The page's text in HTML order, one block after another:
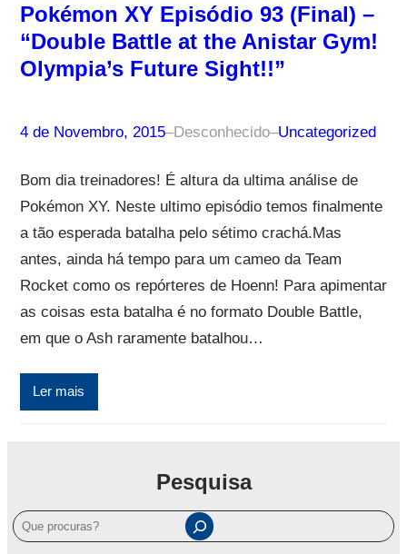
Pokémon XY Episódio 93 (Final) –
“Double Battle at the Anistar Gym!
Olympia’s Future Sight!!”
4 de Novembro, 2015–Desconhecido–Uncategorized
Bom dia treinadores! É altura da ultima análise de
Pokémon XY. Neste ultimo episódio temos finalmente
a tão esperada batalha pelo sétimo crachá.Mas
antes, ainda há tempo para um cameo da Team
Rocket como os repórteres de Hoenn! Para apimentar
as coisas esta batalha é no formato Double Battle,
em que o Ash raramente batalhou…
Ler mais
Pesquisa
P
e